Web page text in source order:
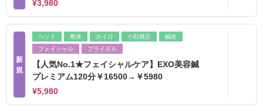
¥3,980
新
規
ヘッド 整体 カイロ 小顔矯正
鍼灸
フェイシャル
ブライダル
【人気No.1★フェイシャルケア】EXO美容鍼
プレミアム120分￥16500→￥5980
¥5,980